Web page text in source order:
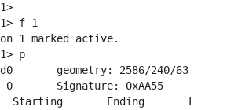
f 1
1 marked active.
p
geometry: 2586/240/63
0       Signature: 0xAA55
Starting       Ending       LBA Info: